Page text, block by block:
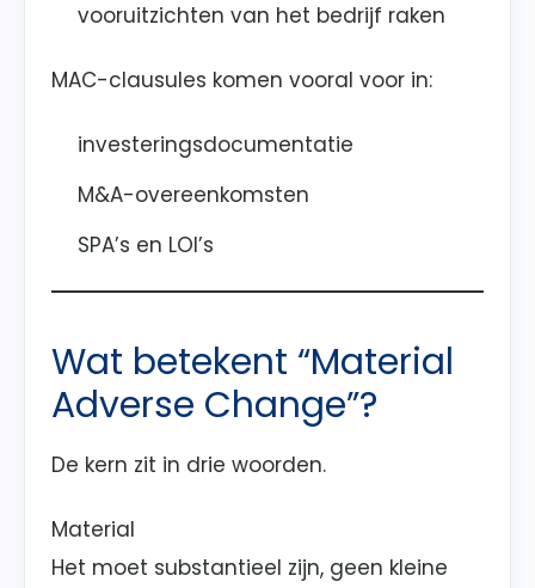
vooruitzichten van het bedrijf raken
MAC-clausules komen vooral voor in:
investeringsdocumentatie
M&A-overeenkomsten
SPA’s en LOI’s
Wat betekent “Material
Adverse Change”?
De kern zit in drie woorden.
Material
Het moet substantieel zijn, geen kleine